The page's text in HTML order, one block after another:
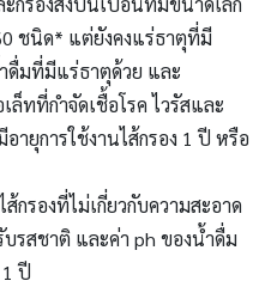
ชนิด* แต่ยังคงแร่ธาตุที่มี
ดื่มที่มีแร่ธาตุด้วย และ
ล็ทที่กำจัดเชื้อโรค ไวรัสและ
ายุการใช้งานไส้กรอง 1 ปี หรือ
ส้กรองที่ไม่เกี่ยวกับความสะอาด
รสชาติ และค่า ph ของน้ำดื่ม
ปี